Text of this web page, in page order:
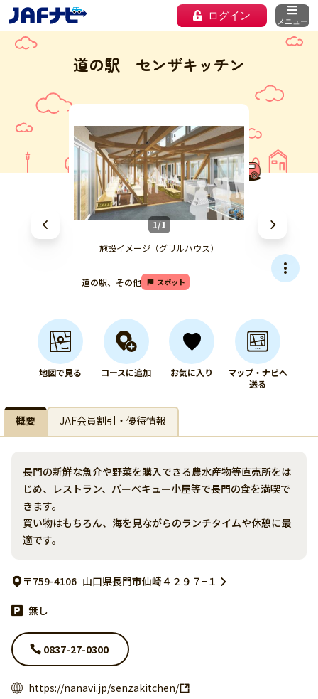
ログイン メニュー
道の駅 センザキッチン
1/1
施設イメージ（グリルハウス）
道の駅、その他 スポット
地図で見る コースに追加 お気に入り
マップ・ナビへ
送る
概要 JAF会員割引・優待情報
長門の新鮮な魚介や野菜を購入できる農水産物等直売所をは
じめ、レストラン、バーベキュー小屋等で長門の食を満喫で
きます。
買い物はもちろん、海を見ながらのランチタイムや休憩に最
適です。
〒759-4106 山口県長門市仙崎４２９７−１
無し
0837-27-0300
https://nanavi.jp/senzakitchen/